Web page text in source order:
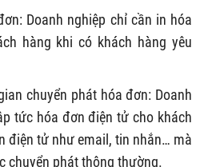
Doanh nghiệp chỉ cần in hóa
hàng khi có khách hàng yêu
chuyển phát hóa đơn: Doanh
tức hóa đơn điện tử cho khách
điện tử như email, tin nhắn… mà
chuyển phát thông thường.